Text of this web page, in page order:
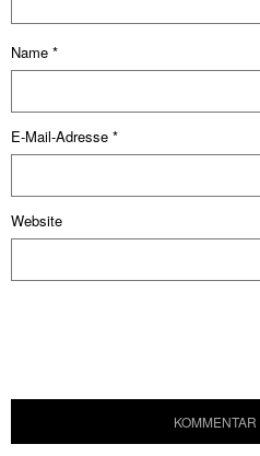
Name *
E-Mail-Adresse *
Website